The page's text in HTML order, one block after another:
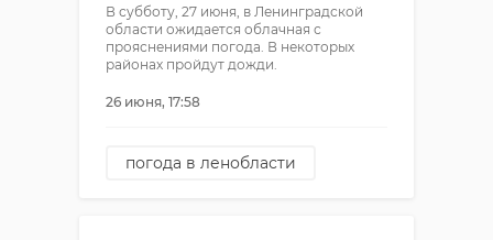
В субботу, 27 июня, в Ленинградской
области ожидается облачная с
прояснениями погода. В некоторых
районах пройдут дожди.
26 июня, 17:58
погода в ленобласти